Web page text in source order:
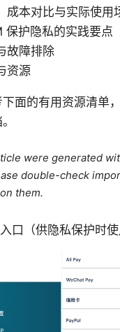
成本对比与实际使用
保护隐私的实践要点
故障排除
资源
面的有用资源清单
were generated
double-check
them.
口（供隐私保护时使